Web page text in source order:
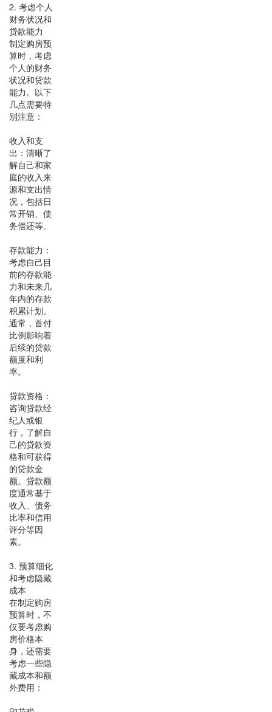
2. 考虑个人
财务状况和
贷款能力
制定购房预
算时，考虑
个人的财务
状况和贷款
能力。以下
几点需要特
别注意：
收入和支
出：清晰了
解自己和家
庭的收入来
源和支出情
况，包括日
常开销、债
务偿还等。
存款能力：
考虑自己目
前的存款能
力和未来几
年内的存款
积累计划。
通常，首付
比例影响着
后续的贷款
额度和利
率。
贷款资格：
咨询贷款经
纪人或银
行，了解自
己的贷款资
格和可获得
的贷款金
额。贷款额
度通常基于
收入、债务
比率和信用
评分等因
素。
3. 预算细化
和考虑隐藏
成本
在制定购房
预算时，不
仅要考虑购
房价格本
身，还需要
考虑一些隐
藏成本和额
外费用：